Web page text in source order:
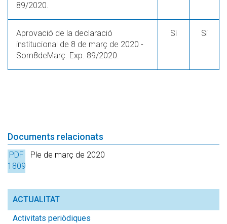
89/2020.
Aprovació de la declaració
institucional de 8 de març de 2020 -
Som8deMarç. Exp. 89/2020.
Si Si
Documents relacionats
PDF
1809
Ple de març de 2020
ACTUALITAT
Activitats periòdiques